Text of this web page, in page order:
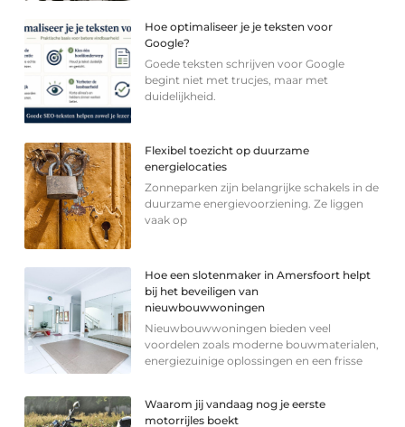
Hoe optimaliseer je je teksten voor
Google?
Goede teksten schrijven voor Google
begint niet met trucjes, maar met
duidelijkheid.
Flexibel toezicht op duurzame
energielocaties
Zonneparken zijn belangrijke schakels in de
duurzame energievoorziening. Ze liggen
vaak op
Hoe een slotenmaker in Amersfoort helpt
bij het beveiligen van
nieuwbouwwoningen
Nieuwbouwwoningen bieden veel
voordelen zoals moderne bouwmaterialen,
energiezuinige oplossingen en een frisse
Waarom jij vandaag nog je eerste
motorrijles boekt